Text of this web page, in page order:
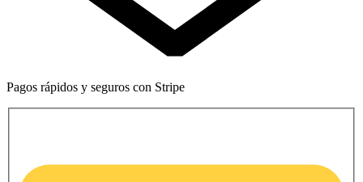
Pagos rápidos y seguros con Stripe